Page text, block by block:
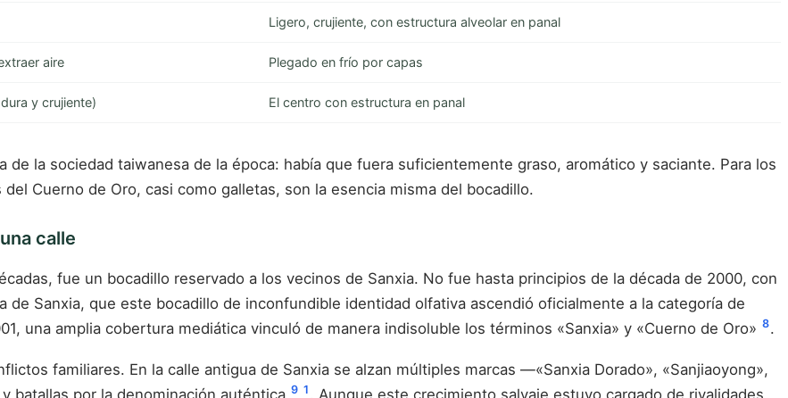
Ligero, crujiente, con estructura alveolar en panal
aire Plegado en frío por capas
y crujiente) El centro con estructura en panal
la sociedad taiwanesa de la época: había que fuera suficientemente graso, aromático y saciante. Para los
Cuerno de Oro, casi como galletas, son la esencia misma del bocadillo.
calle
fue un bocadillo reservado a los vecinos de Sanxia. No fue hasta principios de la década de 2000, con
Sanxia, que este bocadillo de inconfundible identidad olfativa ascendió oficialmente a la categoría de
una amplia cobertura mediática vinculó de manera indisoluble los términos «Sanxia» y «Cuerno de Oro» 8.
familiares. En la calle antigua de Sanxia se alzan múltiples marcas —«Sanxia Dorado», «Sanjiaoyong»,
batallas por la denominación auténtica 9 1 . Aunque este crecimiento salvaje estuvo cargado de rivalidades